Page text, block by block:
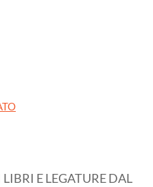
E LEGATURE DAL